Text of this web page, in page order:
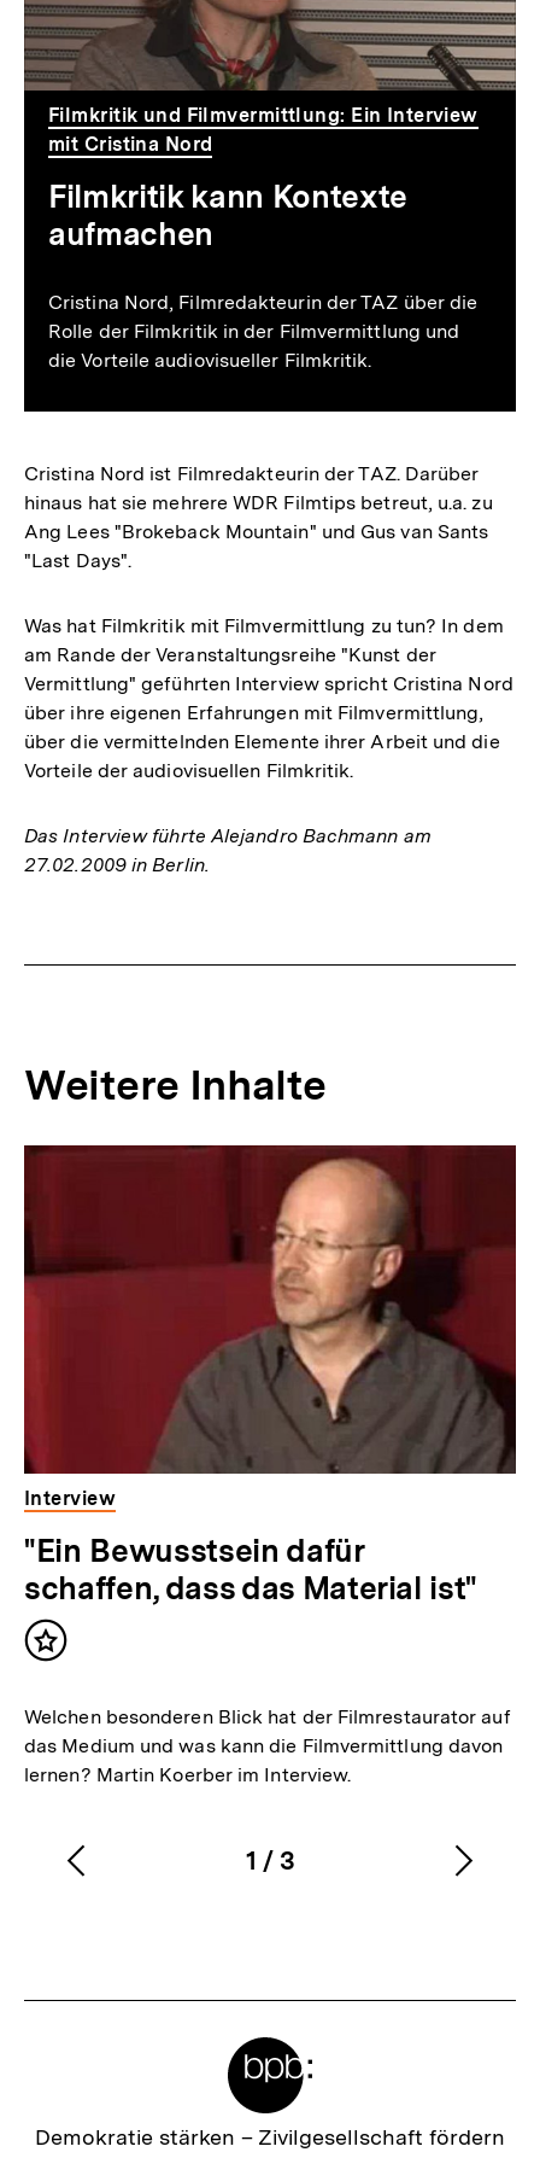
Filmkritik und Filmvermittlung: Ein Interview
mit Cristina Nord
Filmkritik kann Kontexte
aufmachen
Cristina Nord, Filmredakteurin der TAZ über die
Rolle der Filmkritik in der Filmvermittlung und
die Vorteile audiovisueller Filmkritik.
Cristina Nord ist Filmredakteurin der TAZ. Darüber
hinaus hat sie mehrere WDR Filmtips betreut, u.a. zu
Ang Lees "Brokeback Mountain" und Gus van Sants
"Last Days".
Was hat Filmkritik mit Filmvermittlung zu tun? In dem
am Rande der Veranstaltungsreihe "Kunst der
Vermittlung" geführten Interview spricht Cristina Nord
über ihre eigenen Erfahrungen mit Filmvermittlung,
über die vermittelnden Elemente ihrer Arbeit und die
Vorteile der audiovisuellen Filmkritik.
Das Interview führte Alejandro Bachmann am
27.02.2009 in Berlin.
Weitere Inhalte
Inhaltskarousell
Inhalte
Inhaltskarussell
Interview
"Ein Bewusstsein dafür
schaffen, dass das Material ist"
Inhalt
Welchen besonderen Blick hat der Filmrestaurator auf
das Medium und was kann die Filmvermittlung davon
lernen? Martin Koerber im Interview.
Karussellinhalt
1
von
/ 3
Vorherigen
Zur
Demokratie stärken – Zivilgesellschaft fördern